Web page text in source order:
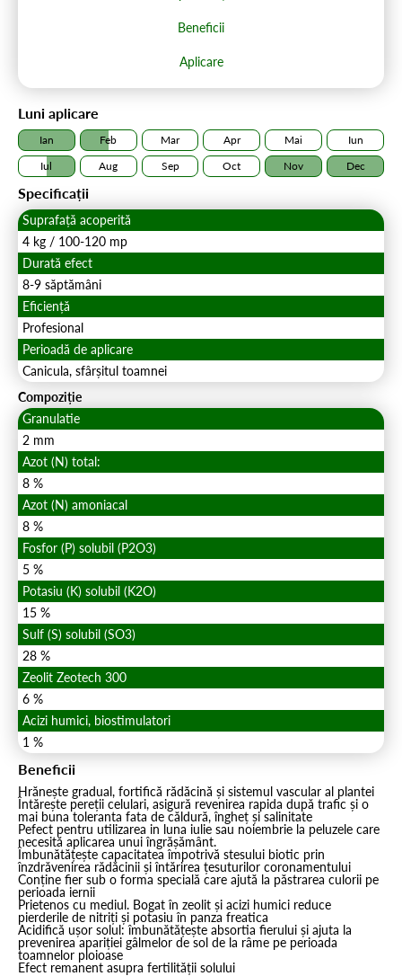
Beneficii
Aplicare
Luni aplicare
Ian Feb Mar Apr Mai
Iun
Iul
Aug Sep Oct Nov Dec
Specificații
Suprafață acoperită
4 kg / 100-120 mp
Durată efect
8-9 săptămâni
Eficiență
Profesional
Perioadă de aplicare
Canicula, sfârșitul toamnei
Compoziție
Granulatie
2 mm
Azot (N) total:
8 %
Azot (N) amoniacal
8 %
Fosfor (P) solubil (P2O3)
5 %
Potasiu (K) solubil (K2O)
15 %
Sulf (S) solubil (SO3)
28 %
Zeolit Zeotech 300
6 %
Acizi humici, biostimulatori
1 %
Beneficii
Hrănește gradual, fortifică rădăcină și sistemul vascular al plantei
Întărește pereții celulari, asigură revenirea rapida după trafic și o
mai buna toleranta fata de căldură, îngheț și salinitate
Pefect pentru utilizarea in luna iulie sau noiembrie la peluzele care
necesită aplicarea unui îngrășământ.
Îmbunătățește capacitatea împotrivă stesului biotic prin
înzdrăvenirea rădăcinii și întărirea țesuturilor coronamentului
Conține fier sub o forma specială care ajută la păstrarea culorii pe
perioada iernii
Prietenos cu mediul. Bogat în zeolit și acizi humici reduce
pierderile de nitriți și potasiu în panza freatica
Acidifică ușor solul: îmbunătățește absortia fierului și ajuta la
prevenirea apariției gâlmelor de sol de la râme pe perioada
toamnelor ploioase
Efect remanent asupra fertilității solului